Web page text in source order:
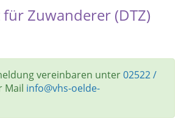
Zuwanderer (DTZ)
vereinbaren unter02522 /
Mail info@vhs-oelde-